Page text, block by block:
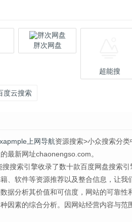
胖次网盘
超能搜
度云搜索
上网导航资源搜索>小众搜索分
最新网址chaonengso.com。
搜索引擎收录了数十款百度网盘搜索
、软件等资源推荐以及整合信息，让我
据分析其价值和可信度，网站的可靠
因素的综合分析。因网站经营内容与